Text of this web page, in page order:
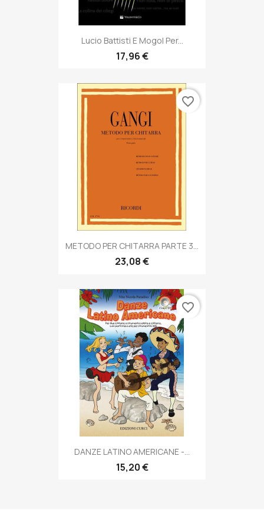
Lucio Battisti E Mogol Per...
17,96 €
METODO PER CHITARRA PARTE 3...
23,08 €
favorite_border
DANZE LATINO AMERICANE -...
15,20 €
favorite_border